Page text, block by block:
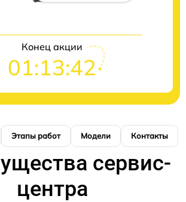
Конец акции
01:13:41
Этапы работ Модели Контакты
сервис-
центра